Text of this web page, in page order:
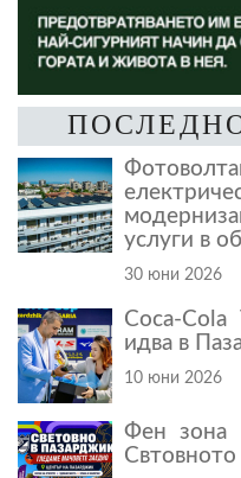
услуги в
30 юни 2026
Coca-
идва в
10 юни 2026
Фен зона